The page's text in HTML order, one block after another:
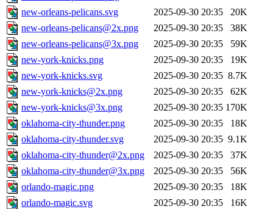
new-orleans-pelicans.svg
2025-09-30 20:35
20K
new-orleans-pelicans@2x.png
2025-09-30 20:35
38K
new-orleans-pelicans@3x.png
2025-09-30 20:35
59K
new-york-knicks.png
2025-09-30 20:35
19K
new-york-knicks.svg
2025-09-30 20:35 8.7K
new-york-knicks@2x.png
2025-09-30 20:35
62K
new-york-knicks@3x.png
2025-09-30 20:35 170K
oklahoma-city-thunder.png
2025-09-30 20:35
18K
oklahoma-city-thunder.svg
2025-09-30 20:35 9.1K
oklahoma-city-thunder@2x.png
2025-09-30 20:35
37K
oklahoma-city-thunder@3x.png
2025-09-30 20:35
56K
orlando-magic.png
2025-09-30 20:35
18K
orlando-magic.svg
2025-09-30 20:35
16K